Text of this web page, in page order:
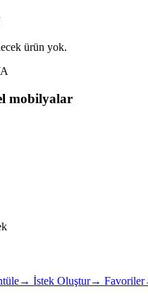
ürün yok.
mobilyalar
→ İstek Oluştur→ Favoriler